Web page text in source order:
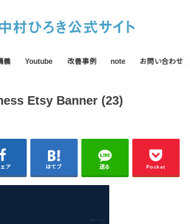
義 Youtube 改善事例 note お問い合わせ
Etsy Banner (23)
ア はてブ 送る Pocket